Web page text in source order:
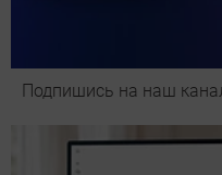
Подпишись на наш